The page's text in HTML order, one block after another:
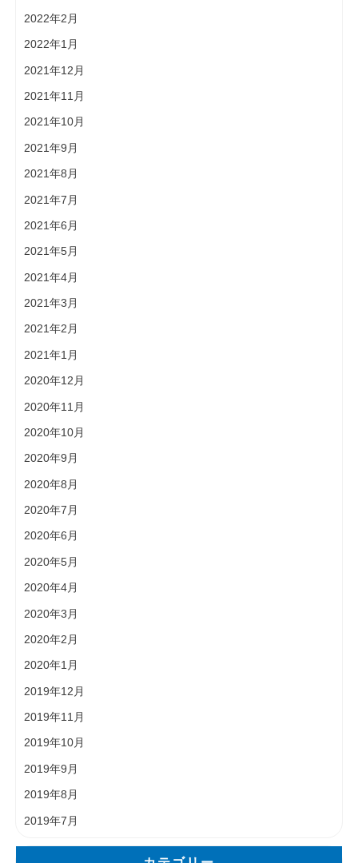
2022年2月
2022年1月
2021年12月
2021年11月
2021年10月
2021年9月
2021年8月
2021年7月
2021年6月
2021年5月
2021年4月
2021年3月
2021年2月
2021年1月
2020年12月
2020年11月
2020年10月
2020年9月
2020年8月
2020年7月
2020年6月
2020年5月
2020年4月
2020年3月
2020年2月
2020年1月
2019年12月
2019年11月
2019年10月
2019年9月
2019年8月
2019年7月